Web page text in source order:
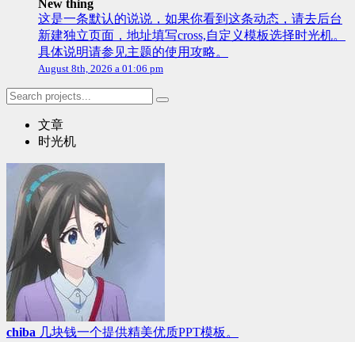
New thing
这是一条默认的说说，如果你看到这条动态，请去后台
新建独立页面，地址填写cross,自定义模板选择时光机。
具体说明请参见主题的使用攻略。
August 8th, 2026 a 01:06 pm
文章
时光机
chiba 几块钱一个提供精美优质PPT模板。